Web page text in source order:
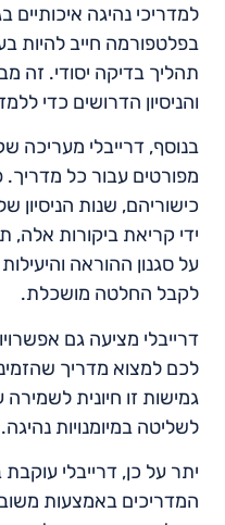
למדריכי נהיגה
בפלטפורמה חייב להיות
תהליך בדיקה יסודי. זה
והניסיון הדרושים כדי
בנוסף, דרייבלי מעריכה
מפורטים עבור כל מדריך.
כישוריהם, שנות הניסיון
ידי קריאת ביקורות
על סגנון ההוראה
לקבל החלטה מושכלת.
דרייבלי מציעה גם
לכם למצוא מדריך
גמישות זו חיונית לשמירה
לשליטה במיומנויות נהיגה.
יתר על כן, דרייבלי
המדריכים באמצעות